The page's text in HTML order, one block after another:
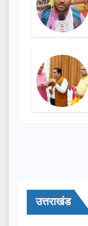
उत्तराखंड